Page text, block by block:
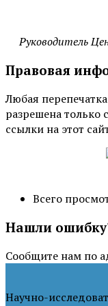
Руководитель
Правовая
Любая
разрешена только
ссылки на этот
Всего
Нашли
Сообщите нам по
Научно-